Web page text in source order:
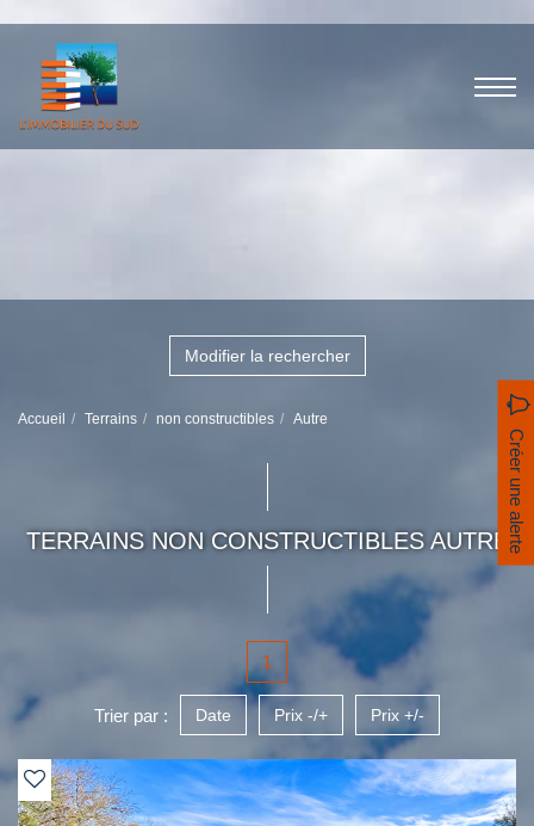
Modifier la rechercher
Accueil Terrains non constructibles Autre
TERRAINS NON CONSTRUCTIBLES AUTRE Créer une alerte
1
Trier par : Date Prix -/+ Prix +/-